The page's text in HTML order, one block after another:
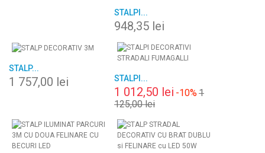
STALPI...
948,35 lei
STALP...
1 757,00 lei STALPI...
1 012,50 lei -10%1
125,00 lei